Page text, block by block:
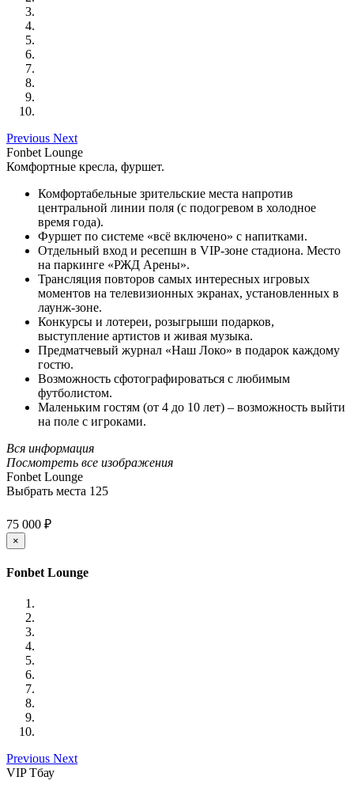
Previous Next
Fonbet Lounge
Комфортные кресла, фуршет.
Комфортабельные зрительские места напротив
центральной линии поля (с подогревом в холодное
время года).
Фуршет по системе «всё включено» с напитками.
Отдельный вход и ресепшн в VIP-зоне стадиона. Место
на паркинге «РЖД Арены».
Трансляция повторов самых интересных игровых
моментов на телевизионных экранах, установленных в
лаунж-зоне.
Конкурсы и лотереи, розыгрыши подарков,
выступление артистов и живая музыка.
Предматчевый журнал «Наш Локо» в подарок каждому
гостю.
Возможность сфотографироваться с любимым
футболистом.
Маленьким гостям (от 4 до 10 лет) – возможность выйти
на поле с игроками.
Вся информация
Посмотреть все изображения
Fonbet Lounge
Выбрать места 125
75 000 ₽
×
Fonbet Lounge
Previous Next
VIP Тбау